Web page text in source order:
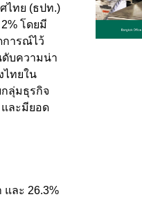
ไทย (ธปท.)
โดยมี
การณ์ไว้
ดับความน่า
ไทยใน
ลุ่มธุรกิจ
ละมียอด
ละ 26.3%